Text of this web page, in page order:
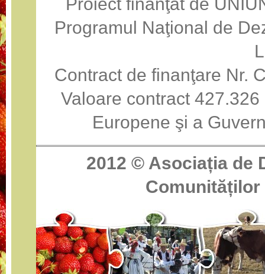
Programul Naţional de
Contract de finanţare Nr.
Valoare contract
Europene şi a
2012 © Asociația de
Comunităților